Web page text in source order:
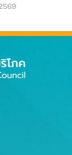
ต่ออายุสมาชิก